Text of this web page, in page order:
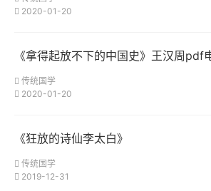
2020-01-20
《拿得起放不下的中国史》王汉周pdf
传统国学
2020-01-20
《狂放的诗仙李太白》
传统国学
2019-12-31